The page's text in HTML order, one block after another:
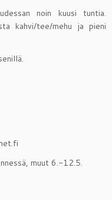
noin kuusi tuntia.
kahvi/tee/mehu ja pieni
muut 6.-12.5.